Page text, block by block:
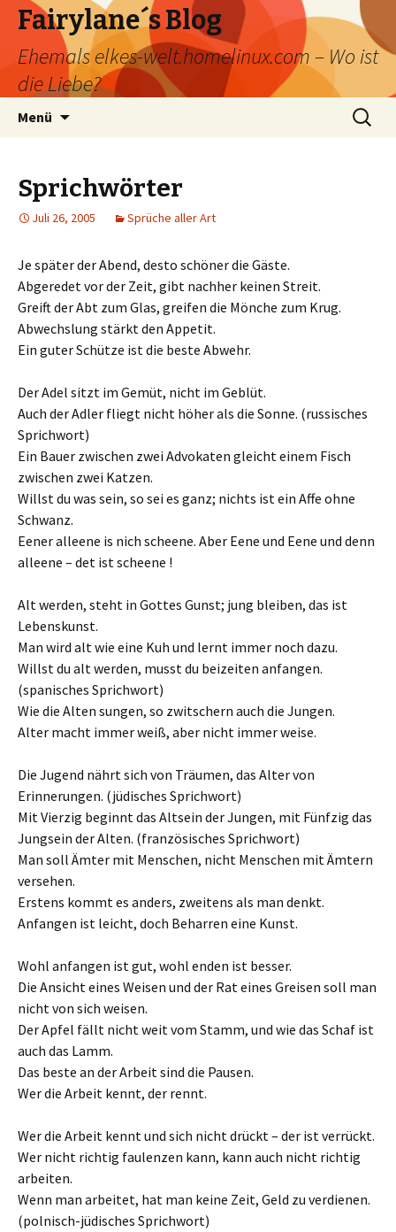
Fairylane´s Blog
Ehemals elkes-welt.homelinux.com – Wo ist
die Liebe?
Menü
Suchen
nach:
Sprichwörter
Juli 26, 2005 Sprüche aller Art
Je später der Abend, desto schöner die Gäste.
Abgeredet vor der Zeit, gibt nachher keinen Streit.
Greift der Abt zum Glas, greifen die Mönche zum Krug.
Abwechslung stärkt den Appetit.
Ein guter Schütze ist die beste Abwehr.
Der Adel sitzt im Gemüt, nicht im Geblüt.
Auch der Adler fliegt nicht höher als die Sonne. (russisches
Sprichwort)
Ein Bauer zwischen zwei Advokaten gleicht einem Fisch
zwischen zwei Katzen.
Willst du was sein, so sei es ganz; nichts ist ein Affe ohne
Schwanz.
Eener alleene is nich scheene. Aber Eene und Eene und denn
alleene – det ist scheene !
Alt werden, steht in Gottes Gunst; jung bleiben, das ist
Lebenskunst.
Man wird alt wie eine Kuh und lernt immer noch dazu.
Willst du alt werden, musst du beizeiten anfangen.
(spanisches Sprichwort)
Wie die Alten sungen, so zwitschern auch die Jungen.
Alter macht immer weiß, aber nicht immer weise.
Die Jugend nährt sich von Träumen, das Alter von
Erinnerungen. (jüdisches Sprichwort)
Mit Vierzig beginnt das Altsein der Jungen, mit Fünfzig das
Jungsein der Alten. (französisches Sprichwort)
Man soll Ämter mit Menschen, nicht Menschen mit Ämtern
versehen.
Erstens kommt es anders, zweitens als man denkt.
Anfangen ist leicht, doch Beharren eine Kunst.
Wohl anfangen ist gut, wohl enden ist besser.
Die Ansicht eines Weisen und der Rat eines Greisen soll man
nicht von sich weisen.
Der Apfel fällt nicht weit vom Stamm, und wie das Schaf ist
auch das Lamm.
Das beste an der Arbeit sind die Pausen.
Wer die Arbeit kennt, der rennt.
Wer die Arbeit kennt und sich nicht drückt – der ist verrückt.
Wer nicht richtig faulenzen kann, kann auch nicht richtig
arbeiten.
Wenn man arbeitet, hat man keine Zeit, Geld zu verdienen.
(polnisch-jüdisches Sprichwort)